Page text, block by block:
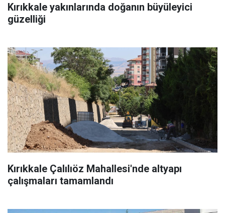
Kırıkkale yakınlarında doğanın büyüleyici
güzelliği
Kırıkkale Çalılıöz Mahallesi'nde altyapı
çalışmaları tamamlandı